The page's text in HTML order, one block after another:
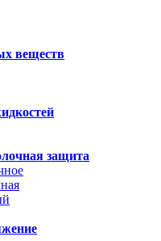
веществ
защита